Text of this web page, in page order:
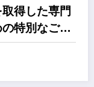
得した専門
特別なご